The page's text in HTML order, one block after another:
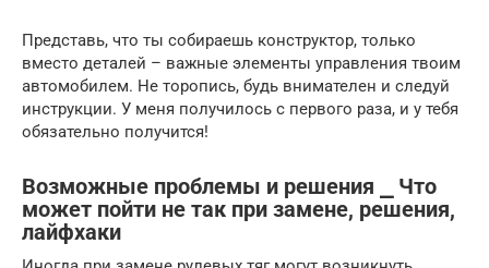
Представь, что ты собираешь конструктор, только
вместо деталей – важные элементы управления твоим
автомобилем. Не торопись, будь внимателен и следуй
инструкции. У меня получилось с первого раза, и у тебя
обязательно получится!
Возможные проблемы и решения ⎯ Что
может пойти не так при замене, решения,
лайфхаки